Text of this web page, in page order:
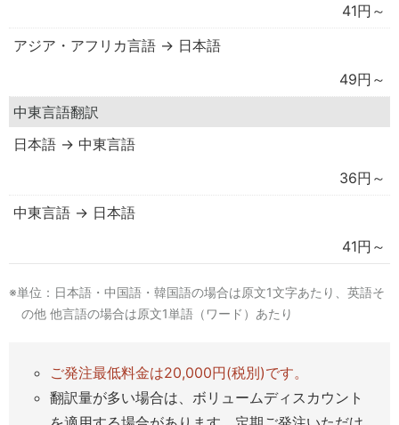
41円～
アジア・アフリカ言語 → 日本語
49円～
中東言語翻訳
日本語 → 中東言語
36円～
中東言語 → 日本語
41円～
単位：日本語・中国語・韓国語の場合は原文1文字あたり、英語そ
の他 他言語の場合は原文1単語（ワード）あたり
ご発注最低料金は20,000円(税別)です。
翻訳量が多い場合は、ボリュームディスカウント